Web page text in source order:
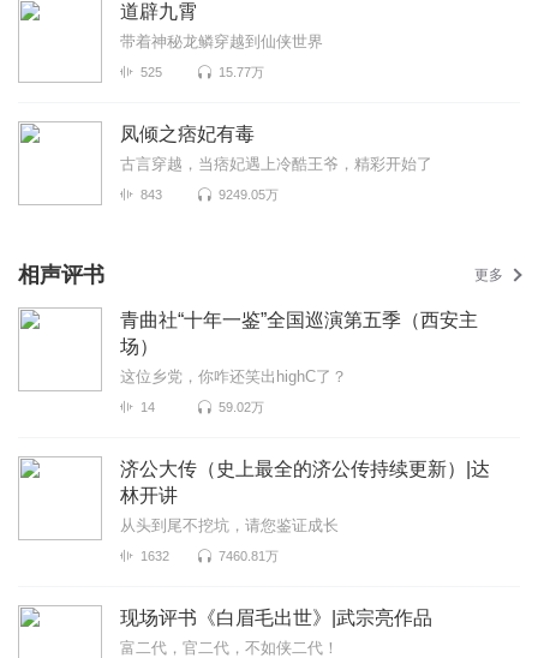
道辟九霄
带着神秘龙鳞穿越到仙侠世界
525 15.77万
凤倾之痞妃有毒
古言穿越，当痞妃遇上冷酷王爷，精彩开始了
843 9249.05万
相声评书 更多
青曲社“十年一鉴”全国巡演第五季（西安主
场）
这位乡党，你咋还笑出highC了？
14 59.02万
济公大传（史上最全的济公传持续更新）|达
林开讲
从头到尾不挖坑，请您鉴证成长
1632 7460.81万
现场评书《白眉毛出世》|武宗亮作品
富二代，官二代，不如侠二代！